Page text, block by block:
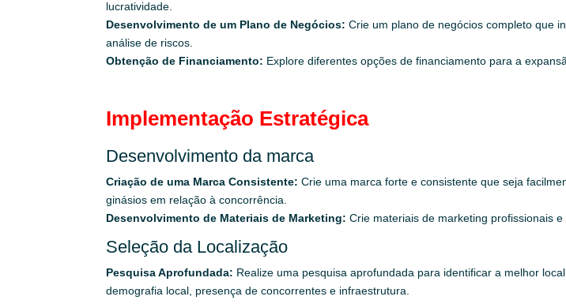
lucratividade.
Desenvolvimento de um Plano de Negócios: Crie um plano de negócios completo que
análise de riscos.
Obtenção de Financiamento: Explore diferentes opções de financiamento para a
Implementação Estratégica
Desenvolvimento da marca
Criação de uma Marca Consistente: Crie uma marca forte e consistente que seja
ginásios em relação à concorrência.
Desenvolvimento de Materiais de Marketing: Crie materiais de marketing profissionais
Seleção da Localização
Pesquisa Aprofundada: Realize uma pesquisa aprofundada para identificar a melhor
demografia local, presença de concorrentes e infraestrutura.